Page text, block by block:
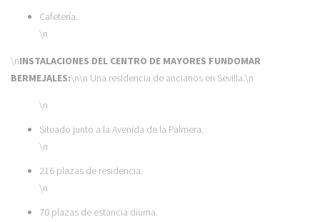
Cafetería.
\n
\nINSTALACIONES DEL CENTRO DE MAYORES FUNDOMAR
BERMEJALES:\n\n Una residencia de ancianos en Sevilla.\n
\n
Situado junto a la Avenida de la Palmera.
\n
216 plazas de residencia.
\n
70 plazas de estancia diurna.